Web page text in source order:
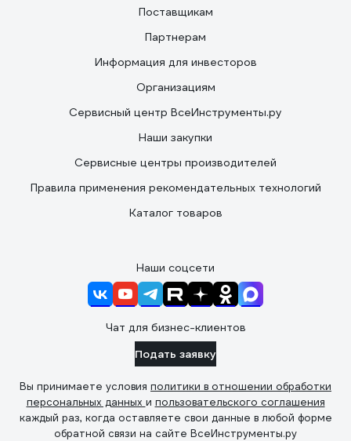
Поставщикам
Партнерам
Информация для инвесторов
Организациям
Сервисный центр ВсеИнструменты.ру
Наши закупки
Сервисные центры производителей
Правила применения рекомендательных технологий
Каталог товаров
Наши соцсети
Чат для бизнес-клиентов
Подать заявку
Вы принимаете условия политики в отношении обработки
персональных данных и пользовательского соглашения
каждый раз, когда оставляете свои данные в любой форме
обратной связи на сайте ВсеИнструменты.ру